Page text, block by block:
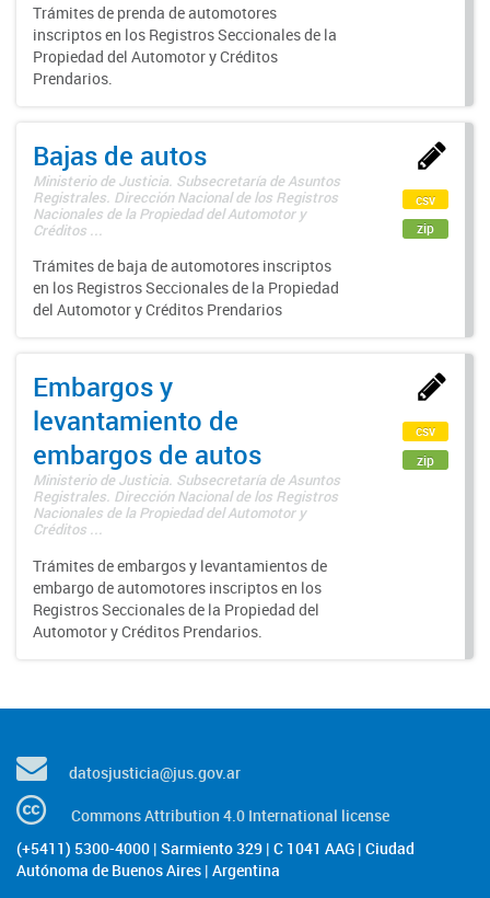
Trámites de prenda de automotores
inscriptos en los Registros Seccionales de la
Propiedad del Automotor y Créditos
Prendarios.
Bajas de autos
Ministerio de Justicia. Subsecretaría de Asuntos
Registrales. Dirección Nacional de los Registros
Nacionales de la Propiedad del Automotor y
Créditos ...
Trámites de baja de automotores inscriptos
en los Registros Seccionales de la Propiedad
del Automotor y Créditos Prendarios
csv
zip
Embargos y
levantamiento de
embargos de autos
Ministerio de Justicia. Subsecretaría de Asuntos
Registrales. Dirección Nacional de los Registros
Nacionales de la Propiedad del Automotor y
Créditos ...
Trámites de embargos y levantamientos de
embargo de automotores inscriptos en los
Registros Seccionales de la Propiedad del
Automotor y Créditos Prendarios.
csv
zip
datosjusticia@jus.gov.ar
Commons Attribution 4.0 International license
(+5411) 5300-4000 | Sarmiento 329 | C 1041 AAG | Ciudad
Autónoma de Buenos Aires | Argentina